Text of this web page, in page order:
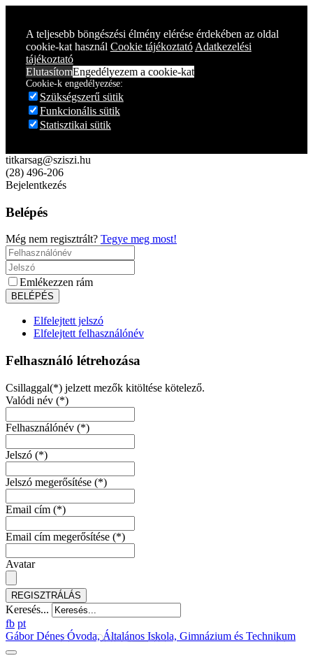
A teljesebb böngészési élmény elérése érdekében az oldal
cookie-kat használ Cookie tájékoztató Adatkezelési
tájékoztató
ElutasítomEngedélyezem a cookie-kat
Cookie-k engedélyezése:
Szükségszerű sütik
Funkcionális sütik
Statisztikai sütik
titkarsag@sziszi.hu
(28) 496-206
Bejelentkezés
Belépés
Még nem regisztrált? Tegye meg most!
Emlékezzen rám
Elfelejtett jelszó
Elfelejtett felhasználónév
Felhasználó létrehozása
Csillaggal(*) jelzett mezők kitöltése kötelező.
Valódi név (*)
Felhasználónév (*)
Jelszó (*)
Jelszó megerősítése (*)
Email cím (*)
Email cím megerősítése (*)
Avatar
REGISZTRÁLÁS
Keresés...
fb pt
Gábor Dénes Óvoda, Általános Iskola, Gimnázium és Technikum